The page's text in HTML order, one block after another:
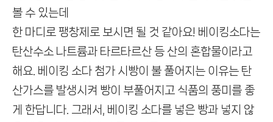
볼 수 있는데
한 마디로 팽창제로 보시면 될 것 같아요! 베이킹소다는
탄산수소 나트륨과 타르타르산 등 산의 혼합물이라고
해요. 베이킹 소다 첨가 시 빵이 불 풀어지는 이유는 탄
산가스를 발생시켜 빵이 부풀어지고 식품의 풍미를 좋
게 한답니다. 그래서, 베이킹 소다를 넣은 빵과 넣지 않